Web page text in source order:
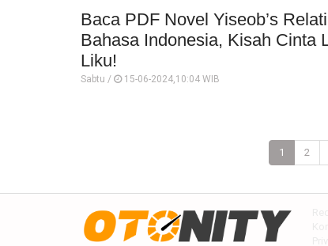
Baca PDF Novel Yiseob’s
Bahasa Indonesia, Kisah Cinta
Liku!
Sabtu / 15-06-2024,10:04 WIB
1 2